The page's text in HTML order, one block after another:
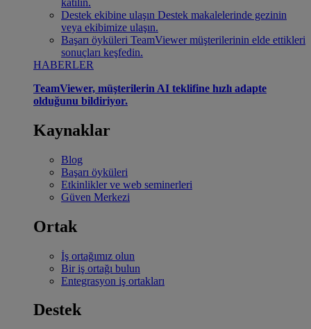
katılın.
Destek ekibine ulaşın Destek makalelerinde gezinin
veya ekibimize ulaşın.
Başarı öyküleri TeamViewer müşterilerinin elde ettikleri
sonuçları keşfedin.
HABERLER
TeamViewer, müşterilerin AI teklifine hızlı adapte
olduğunu bildiriyor.
Kaynaklar
Blog
Başarı öyküleri
Etkinlikler ve web seminerleri
Güven Merkezi
Ortak
İş ortağımız olun
Bir iş ortağı bulun
Entegrasyon iş ortakları
Destek